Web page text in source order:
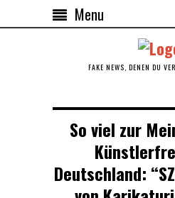
Menu
FAKE NEWS, DENEN DU
So viel zur
Deutschland: